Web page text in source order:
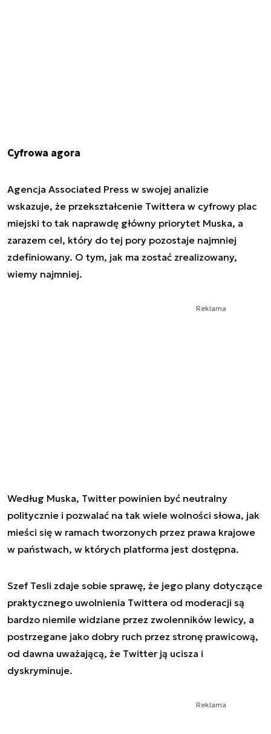
Cyfrowa agora
Agencja Associated Press w swojej analizie
wskazuje, że przekształcenie Twittera w cyfrowy plac
miejski to tak naprawdę główny priorytet Muska, a
zarazem cel, który do tej pory pozostaje najmniej
zdefiniowany. O tym, jak ma zostać zrealizowany,
wiemy najmniej.
Reklama
Według Muska, Twitter powinien być neutralny
politycznie i pozwalać na tak wiele wolności słowa, jak
mieści się w ramach tworzonych przez prawa krajowe
w państwach, w których platforma jest dostępna.
Szef Tesli zdaje sobie sprawę, że jego plany dotyczące
praktycznego uwolnienia Twittera od moderacji są
bardzo niemile widziane przez zwolenników lewicy, a
postrzegane jako dobry ruch przez stronę prawicową,
od dawna uważającą, że Twitter ją ucisza i
dyskryminuje.
Reklama